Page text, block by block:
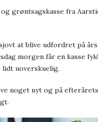
grøntsagskasse fra
at blive udfordret på
morgen får en kasse
uoverskuelig.
noget nyt og på